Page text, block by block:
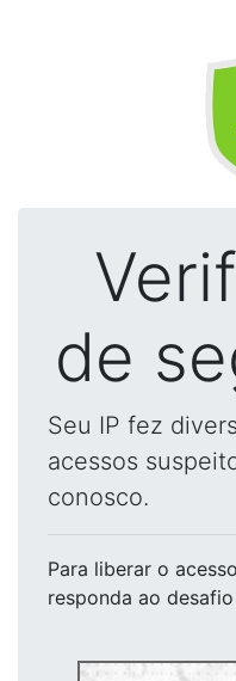
de
Seu IP fez
acessos
conosco.
Para liberar o acesso
responda ao